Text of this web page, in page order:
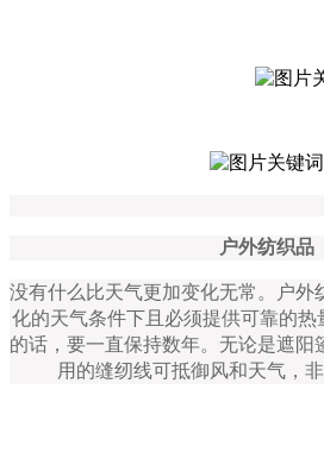
户外纺织品
没有什么比天气更加变化无常。户外
化的天气条件下且必须提供可靠的热
的话，要一直保持数年。无论是遮阳
用的缝纫线可抵御风和天气，